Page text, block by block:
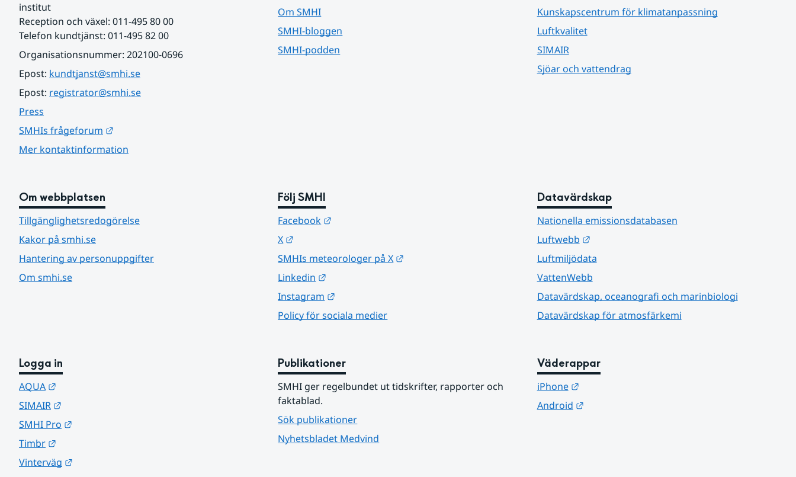
institut
Reception och växel: 011-495 80 00
Telefon kundtjänst: 011-495 82 00
Organisationsnummer: 202100-0696
Epost: kundtjanst@smhi.se
Epost: registrator@smhi.se
Press
SMHIs frågeforum
Mer kontaktinformation
Om SMHI
SMHI-bloggen
SMHI-podden
Kunskapscentrum för klimatanpassning
Luftkvalitet
SIMAIR
Sjöar och vattendrag
Om webbplatsen
Tillgänglighetsredogörelse
Kakor på smhi.se
Hantering av personuppgifter
Om smhi.se
Följ SMHI
Facebook
X
SMHIs meteorologer på X
Linkedin
Instagram
Policy för sociala medier
Datavärdskap
Nationella emissionsdatabasen
Luftwebb
Länk till annan webbplats.
Luftmiljödata
VattenWebb
Datavärdskap, oceanografi och marinbiologi
Datavärdskap för atmosfärkemi
Logga in
AQUA
SIMAIR
SMHI Pro
Timbr
Vinterväg
Publikationer
SMHI ger regelbundet ut tidskrifter, rapporter och
faktablad.
Sök publikationer
Nyhetsbladet Medvind
Väderappar
iPhone
Länk till annan webbplats.
Android
Länk till annan webbplats.